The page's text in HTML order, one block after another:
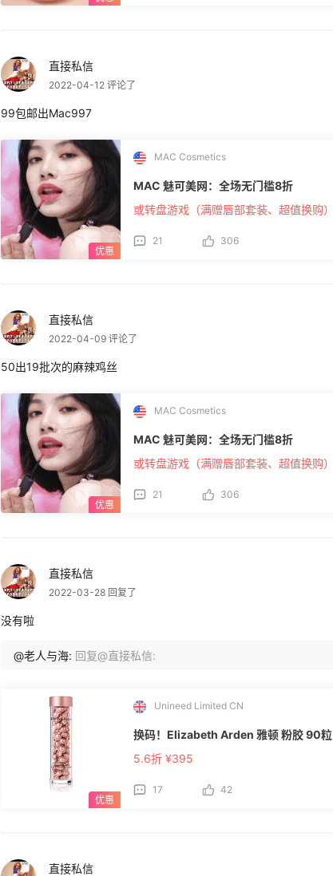
直接私信
2022-04-12 评论了
99包邮出Mac997
MAC Cosmetics
MAC 魅可美网：全场无门槛8折
或转盘游戏（满赠唇部套装、超值换购）
21 306
直接私信
2022-04-09 评论了
50出19批次的麻辣鸡丝
MAC Cosmetics
MAC 魅可美网：全场无门槛8折
或转盘游戏（满赠唇部套装、超值换购）
21 306
直接私信
2022-03-28 回复了
没有啦
@老人与海: 回复@直接私信:
Unineed Limited CN
换码！Elizabeth Arden 雅顿 粉胶 90粒
5.6折 ¥395
17 42
直接私信